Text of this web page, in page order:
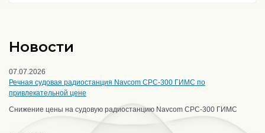
Новости
07.07.2026
Речная судовая радиостанция Navcom CPC-300 ГИМС по
привлекательной цене
Снижение цены на судовую радиостанцию Navcom CPC-300 ГИМС